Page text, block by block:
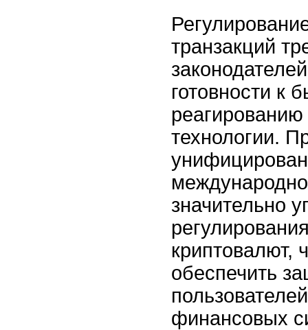
транзакций
готовности к
технологии.
значительно
криптовалют,
обеспечить
финансовых